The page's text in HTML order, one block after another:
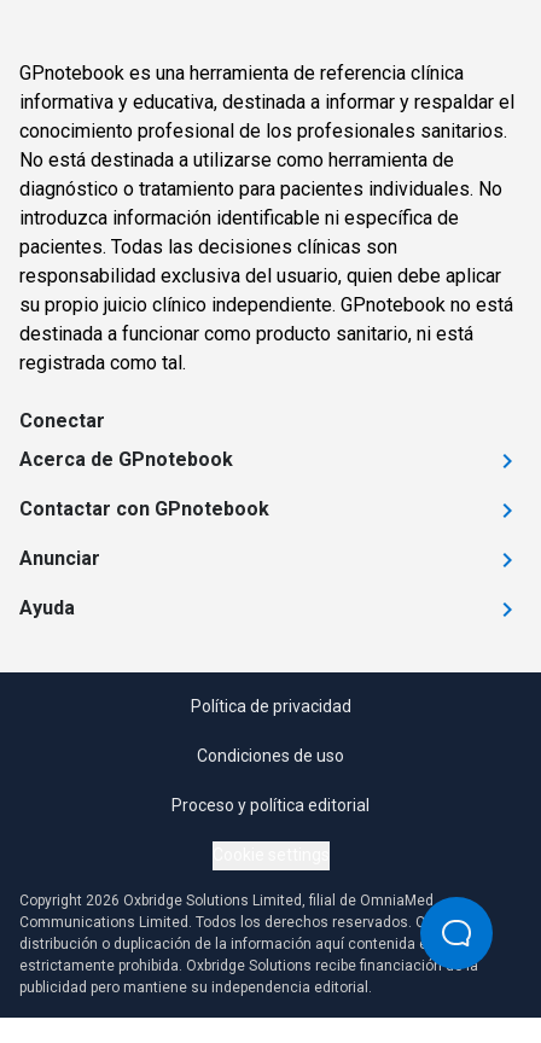
GPnotebook es una herramienta de referencia clínica
informativa y educativa, destinada a informar y respaldar el
conocimiento profesional de los profesionales sanitarios.
No está destinada a utilizarse como herramienta de
diagnóstico o tratamiento para pacientes individuales. No
introduzca información identificable ni específica de
pacientes. Todas las decisiones clínicas son
responsabilidad exclusiva del usuario, quien debe aplicar
su propio juicio clínico independiente. GPnotebook no está
destinada a funcionar como producto sanitario, ni está
registrada como tal.
Conectar
Acerca de GPnotebook
Contactar con GPnotebook
Anunciar
Ayuda
Política de privacidad
Condiciones de uso
Proceso y política editorial
Copyright 2026 Oxbridge Solutions Limited, filial de OmniaMed
Communications Limited. Todos los derechos reservados. Cualquier
distribución o duplicación de la información aquí contenida está
estrictamente prohibida. Oxbridge Solutions recibe financiación de la
publicidad pero mantiene su independencia editorial.